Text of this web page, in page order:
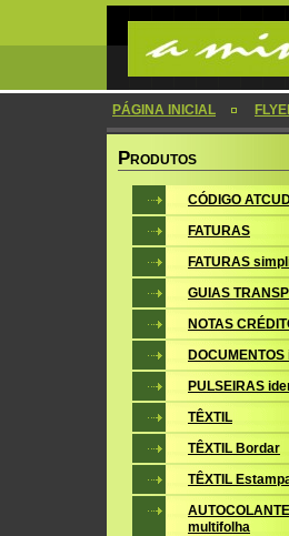
PÁGINA INICIAL
PRODUTOS
CÓDIGO
FATURAS
FATURAS
GUIAS
NOTAS
PULSEIRAS
TÊXTIL
TÊXTIL Bordar
TÊXTIL
multifolha